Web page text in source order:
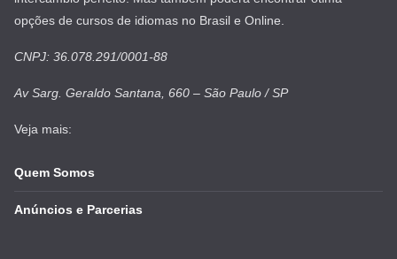
opções de cursos de idiomas no Brasil e Online.
CNPJ: 36.078.291/0001-88
Av Sarg. Geraldo Santana, 660 – São Paulo / SP
Veja mais:
Quem Somos
Anúncios e Parcerias